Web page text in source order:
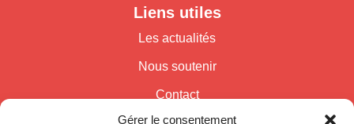
Gérer le consentement
Liens utiles
Les actualités
Nous soutenir
Contact